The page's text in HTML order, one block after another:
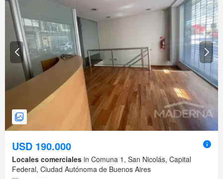
USD 190.000
Locales comerciales in Comuna 1, San Nicolás, Capital
Federal, Ciudad Autónoma de Buenos Aires